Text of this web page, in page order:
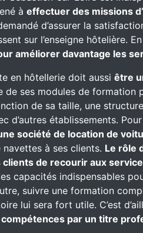
à effectuer des missions
d’assurer la
sur l’enseigne hôtelière.
améliorer davantage les
en hôtellerie doit aussi être
de ses modules de formation
de sa taille, une
d’autres établissements.
société de location de
à ses clients. Le rôle
de recourir aux
capacités indispensables
suivre une formation
lui sera fort utile. C’est
compétences par un titre